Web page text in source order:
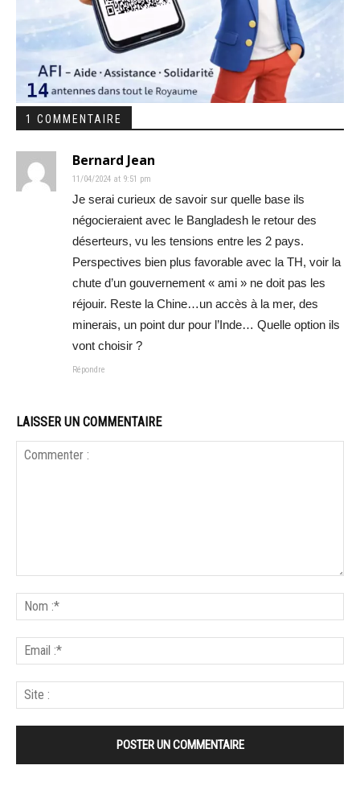
1 COMMENTAIRE
Bernard Jean
11/04/2024 at 9:51 pm
Je serai curieux de savoir sur quelle base ils
négocieraient avec le Bangladesh le retour des
déserteurs, vu les tensions entre les 2 pays.
Perspectives bien plus favorable avec la TH, voir la
chute d’un gouvernement « ami » ne doit pas les
réjouir. Reste la Chine…un accès à la mer, des
minerais, un point dur pour l’Inde… Quelle option ils
vont choisir ?
Répondre
LAISSER UN COMMENTAIRE